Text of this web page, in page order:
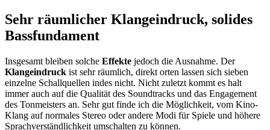
Sehr räumlicher Klangeindruck, solides
Bassfundament
Insgesamt bleiben solche Effekte jedoch die Ausnahme. Der
Klangeindruck ist sehr räumlich, direkt orten lassen sich sieben
einzelne Schallquellen indes nicht. Nicht zuletzt kommt es halt
immer auch auf die Qualität des Soundtracks und das Engagement
des Tonmeisters an. Sehr gut finde ich die Möglichkeit, vom Kino-
Klang auf normales Stereo oder andere Modi für Spiele und höhere
Sprachverständlichkeit umschalten zu können.